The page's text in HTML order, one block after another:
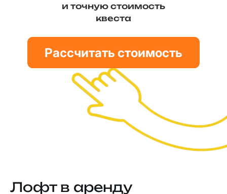
и точную стоимость
квеста
Рассчитать стоимость
Лофт в аренду